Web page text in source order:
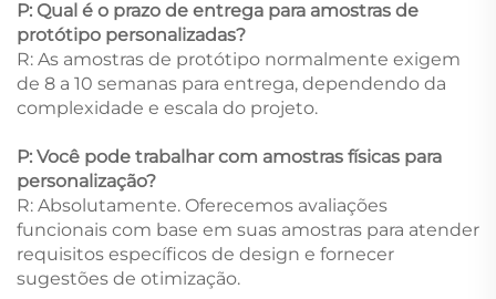
P: Qual é o prazo de entrega para amostras de
protótipo personalizadas?
R: As amostras de protótipo normalmente exigem
de 8 a 10 semanas para entrega, dependendo da
complexidade e escala do projeto.
P: Você pode trabalhar com amostras físicas para
personalização?
R: Absolutamente. Oferecemos avaliações
funcionais com base em suas amostras para atender
requisitos específicos de design e fornecer
sugestões de otimização.